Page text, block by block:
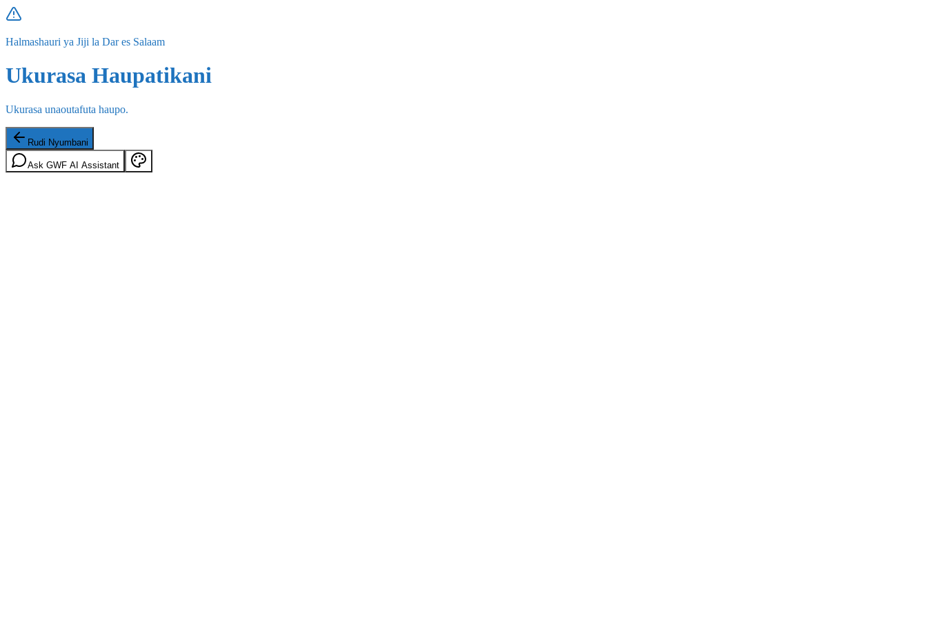
Halmashauri ya Jiji la Dar es Salaam
Ukurasa Haupatikani
Ukurasa unaoutafuta haupo.
Rudi Nyumbani
Ask GWF AI Assistant